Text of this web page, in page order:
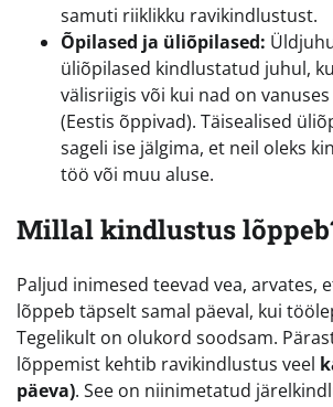
samuti riiklikku ravikindlustust.
Õpilased ja üliõpilased:
üliõpilased kindlustatud juhul,
välisriigis või kui nad on vanuses
(Eestis õppivad). Täisealised
sageli ise jälgima, et neil oleks
töö või muu aluse.
Millal kindlustus
Paljud inimesed teevad vea, arvates,
lõppeb täpselt samal päeval, kui
Tegelikult on olukord soodsam.
lõppemist kehtib ravikindlustus veel
päeva). See on niinimetatud